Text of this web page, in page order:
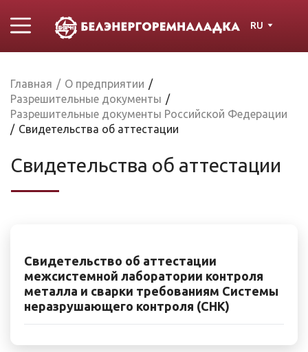
RU
Главная / О предприятии /
Разрешительные документы /
Разрешительные документы Российской Федерации
/ Свидетельства об аттестации
Свидетельства об аттестации
Свидетельство об аттестации
межсистемной лаборатории контроля
металла и сварки требованиям Системы
неразрушающего контроля (СНК)